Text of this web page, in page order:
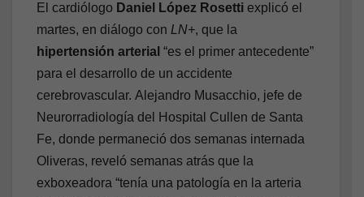
El cardiólogo Daniel López Rosetti explicó el
martes, en diálogo con LN+, que la
hipertensión arterial “es el primer antecedente”
para el desarrollo de un accidente
cerebrovascular. Alejandro Musacchio, jefe de
Neurorradiología del Hospital Cullen de Santa
Fe, donde permaneció dos semanas internada
Oliveras, reveló semanas atrás que la
exboxeadora “tenía una patología en la arteria